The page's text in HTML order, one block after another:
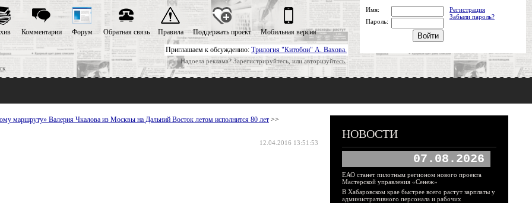
Приглашаем к обсуждению: Трилогия "Китобои" А. Вахова.
Надоела реклама? Зарегистрируйтесь, или авторизуйтесь.
Комментарии Форум Обратная связь Правила Поддержать проект Мобильная версия
Имя:
Регистрация
Забыли пароль?
Пароль:
маршруту» Валерия Чкалова из Москвы на Дальний Восток летом исполнится 80 лет >>
12.04.2016 13:51:53
НОВОСТИ
07.08.2026
ЕАО станет пилотным регионом нового проекта
Мастерской управления «Сенеж»
В Хабаровском крае быстрее всего растут зарплаты у
административного персонала и рабочих